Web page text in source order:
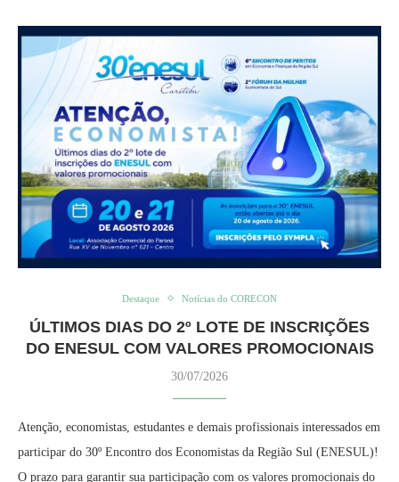
Destaque Notícias do CORECON
ÚLTIMOS DIAS DO 2º LOTE DE INSCRIÇÕES
DO ENESUL COM VALORES PROMOCIONAIS
30/07/2026
Atenção, economistas, estudantes e demais profissionais interessados em
participar do 30º Encontro dos Economistas da Região Sul (ENESUL)!
O prazo para garantir sua participação com os valores promocionais do